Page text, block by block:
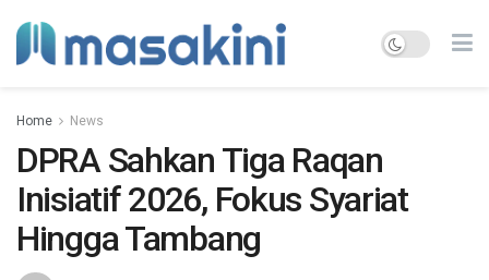
Home News
DPRA Sahkan Tiga Raqan
Inisiatif 2026, Fokus Syariat
Hingga Tambang